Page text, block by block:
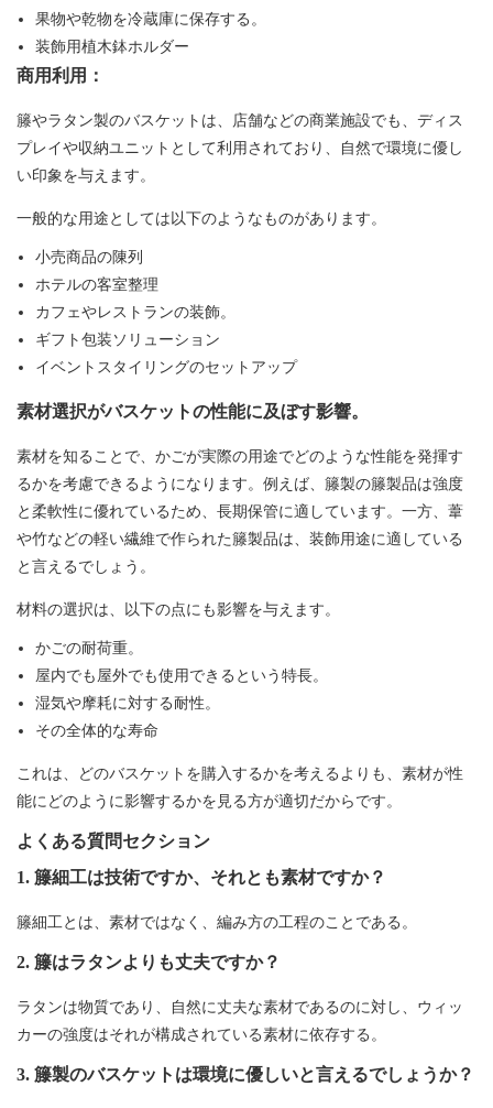
果物や乾物を冷蔵庫に保存する。
装飾用植木鉢ホルダー
商用利用：
籐やラタン製のバスケットは、店舗などの商業施設でも、ディス
プレイや収納ユニットとして利用されており、自然で環境に優し
い印象を与えます。
一般的な用途としては以下のようなものがあります。
小売商品の陳列
ホテルの客室整理
カフェやレストランの装飾。
ギフト包装ソリューション
イベントスタイリングのセットアップ
素材選択がバスケットの性能に及ぼす影響。
素材を知ることで、かごが実際の用途でどのような性能を発揮す
るかを考慮できるようになります。例えば、籐製の籐製品は強度
と柔軟性に優れているため、長期保管に適しています。一方、葦
や竹などの軽い繊維で作られた籐製品は、装飾用途に適している
と言えるでしょう。
材料の選択は、以下の点にも影響を与えます。
かごの耐荷重。
屋内でも屋外でも使用できるという特長。
湿気や摩耗に対する耐性。
その全体的な寿命
これは、どのバスケットを購入するかを考えるよりも、素材が性
能にどのように影響するかを見る方が適切だからです。
よくある質問セクション
1. 籐細工は技術ですか、それとも素材ですか？
籐細工とは、素材ではなく、編み方の工程のことである。
2. 籐はラタンよりも丈夫ですか？
ラタンは物質であり、自然に丈夫な素材であるのに対し、ウィッ
カーの強度はそれが構成されている素材に依存する。
3. 籐製のバスケットは環境に優しいと言えるでしょうか？